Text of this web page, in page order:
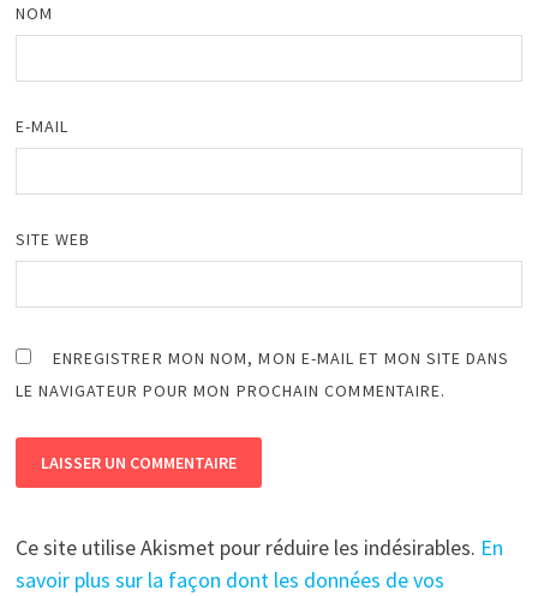
NOM
E-MAIL
SITE WEB
ENREGISTRER MON NOM, MON E-MAIL ET MON SITE DANS
LE NAVIGATEUR POUR MON PROCHAIN COMMENTAIRE.
Ce site utilise Akismet pour réduire les indésirables. En
savoir plus sur la façon dont les données de vos